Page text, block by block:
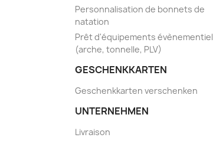
Personnalisation de bonnets de
natation
Prêt d'équipements évènementiel
(arche, tonnelle, PLV)
GESCHENKKARTEN
Geschenkkarten verschenken
UNTERNEHMEN
Livraison